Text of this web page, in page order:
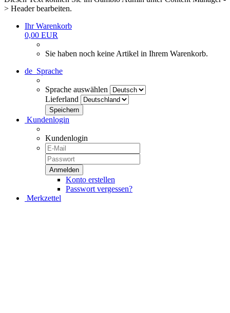
> Header bearbeiten.
Ihr Warenkorb
0,00 EUR
Sie haben noch keine Artikel in Ihrem Warenkorb.
de Sprache
Sprache auswählen
Lieferland
Kundenlogin
Kundenlogin
Konto erstellen
Passwort vergessen?
Merkzettel